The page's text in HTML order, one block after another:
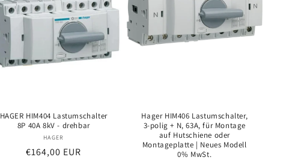
HAGER HIM404 Lastumschalter
8P 40A 8kV - drehbar
Anbieter:
HAGER
Normaler
€164,00 EUR
Hager HIM406 Lastumschalter,
3-polig + N, 63A, für Montage
auf Hutschiene oder
Montageplatte | Neues Modell
0% MwSt.